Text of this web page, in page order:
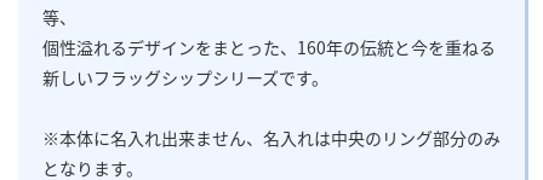
等、
個性溢れるデザインをまとった、160年の伝統と今を重ねる
新しいフラッグシップシリーズです。
※本体に名入れ出来ません、名入れは中央のリング部分のみ
となります。